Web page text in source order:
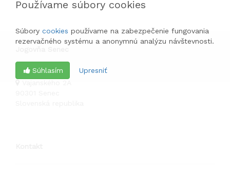
Používame súbory cookies
Súbory cookies používame na zabezpečenie fungovania
rezervačného systému a anonymnú analýzu návštevnosti.
Súhlasím Upresniť